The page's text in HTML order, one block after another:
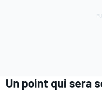
Un point qui sera